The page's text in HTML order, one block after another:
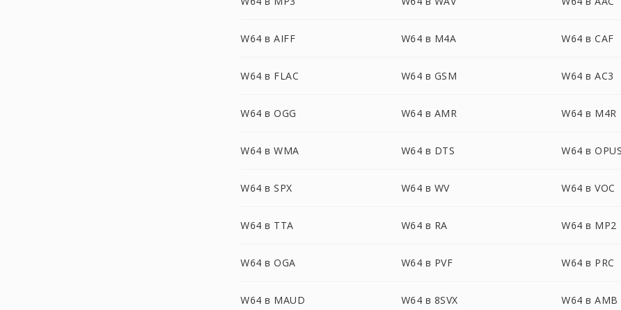
W64 в AIFF W64 в M4A W64 в CAF
W64 в FLAC W64 в GSM W64 в AC3
W64 в OGG W64 в AMR W64 в M4R
W64 в WMA W64 в DTS W64 в
W64 в SPX W64 в WV W64 в VOC
W64 в TTA W64 в RA W64 в MP2
W64 в OGA W64 в PVF W64 в PRC
W64 в MAUD W64 в 8SVX W64 в AMB